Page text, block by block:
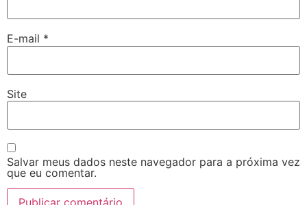
E-mail *
Site
Salvar meus dados neste navegador para a próxima vez
que eu comentar.